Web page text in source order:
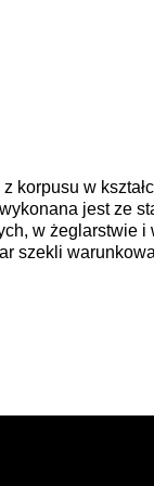
korpusu w
jest ze
w żeglarstwie
szekli